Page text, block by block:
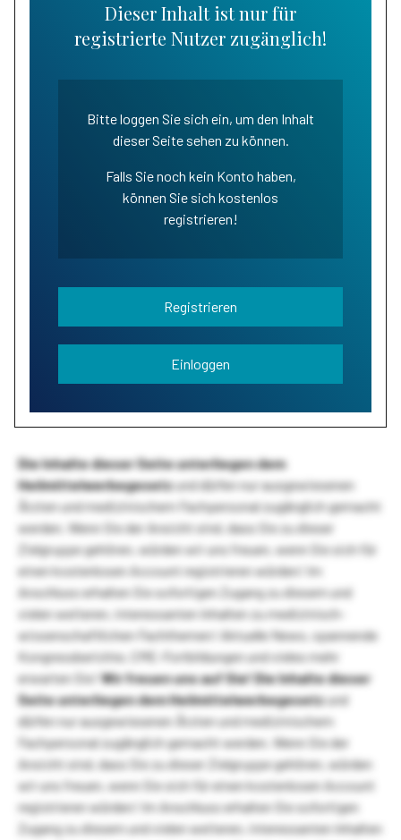
Dieser Inhalt ist nur für
registrierte Nutzer zugänglich!
Bitte loggen Sie sich ein, um den Inhalt
dieser Seite sehen zu können.
Falls Sie noch kein Konto haben,
können Sie sich kostenlos
registrieren!
Registrieren
Einloggen
Die Inhalte dieser Seite unterliegen dem
Heilmittelwerbegesetzund dürfen nur ausgewiesenen
Ärzten und medizinischem Fachpersonal zugänglich gemacht
werden. Wenn Sie der Ansicht sind, dass Sie zu dieser
Zielgruppe gehören, würden wir uns freuen, wenn Sie sich für
einen kostenlosen Account registrieren würden! Im
Anschluss erhalten Sie sofortigen Zugang zu diesem und
vielen weiteren, interessanten Inhalten zu medizinisch-
wissenschaftlichen Fachthemen! Aktuelle News, spannende
Kongressberichte, CME-Fortbildungen und vieles mehr
erwarten Sie!Wir freuen uns auf Sie!Die Inhalte dieser
Seite unterliegen dem Heilmittelwerbegesetzund
dürfen nur ausgewiesenen Ärzten und medizinischem
Fachpersonal zugänglich gemacht werden. Wenn Sie der
Ansicht sind, dass Sie zu dieser Zielgruppe gehören, würden
wir uns freuen, wenn Sie sich für einen kostenlosen Account
registrieren würden! Im Anschluss erhalten Sie sofortigen
Zugang zu diesem und vielen weiteren, interessanten Inhalten